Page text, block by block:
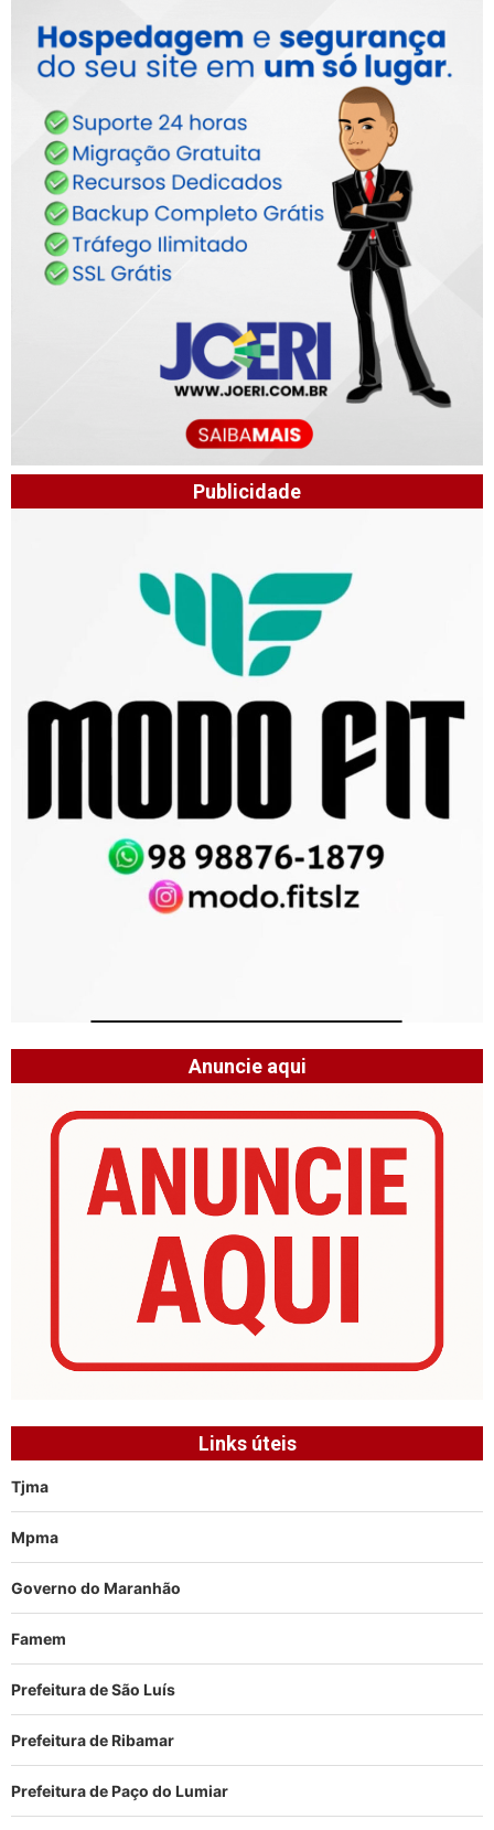
Publicidade
Anuncie aqui
Links úteis
Tjma
Mpma
Governo do Maranhão
Famem
Prefeitura de São Luís
Prefeitura de Ribamar
Prefeitura de Paço do Lumiar